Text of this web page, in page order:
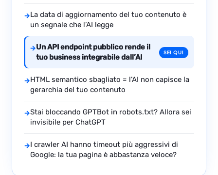
→La data di aggiornamento del tuo contenuto è
un segnale che l’AI legge
→Un API endpoint pubblico rende il
tuo business integrabile dall’AI
SEI QUI
→HTML semantico sbagliato = l’AI non capisce la
gerarchia del tuo contenuto
→Stai bloccando GPTBot in robots.txt? Allora sei
invisibile per ChatGPT
→I crawler AI hanno timeout più aggressivi di
Google: la tua pagina è abbastanza veloce?